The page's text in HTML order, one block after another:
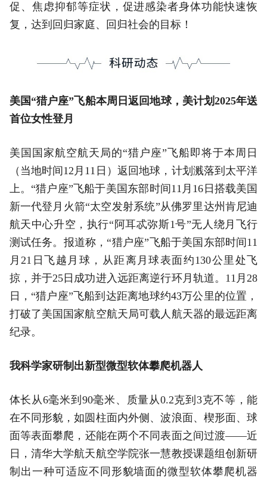
促、焦虑抑郁等症状，促进感染者身体功能快速恢
复，达到回归家庭、回归社会的目标！
美国“猎户座”飞船本周日返回地球，美计划2025年送
首位女性登月
美国国家航空航天局的“猎户座”飞船即将于本周日
（当地时间12月11日）返回地球，计划溅落到太平洋
上。“猎户座”飞船于美国东部时间11月16日搭载美国
新一代登月火箭“太空发射系统”从佛罗里达州肯尼迪
航天中心升空，执行“阿耳忒弥斯1号”无人绕月飞行
测试任务。报道称，“猎户座”飞船于美国东部时间11
月21日飞越月球，从距离月球表面约130公里处飞
掠，并于25日成功进入远距离逆行环月轨道。11月28
日，“猎户座”飞船到达距离地球约43万公里的位置，
打破了美国国家航空航天局可载人航天器的最远距离
纪录。
我科学家研制出新型微型软体攀爬机器人
体长从6毫米到90毫米、质量从0.2克到3克不等，能
在不同形貌，如圆柱面内外侧、波浪面、楔形面、球
面等表面攀爬，还能在两个不同表面之间过渡——近
日，清华大学航天航空学院张一慧教授课题组创新研
制出一种可适应不同形貌墙面的微型软体攀爬机器